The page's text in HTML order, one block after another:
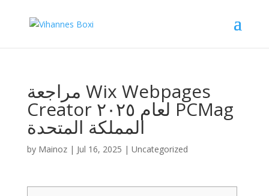
مراجعة Wix Webpages
Creator لعام ٢٠٢٥ PCMag
المملكة المتحدة
by Mainoz| Jul 16, 2025 | Uncategorized